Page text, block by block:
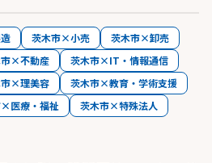
茨木市×小売
茨木市×卸売
×不動産
茨木市×IT・情報通信
×理美容
茨木市×教育・学術支援
医療・福祉 茨木市×特殊法人